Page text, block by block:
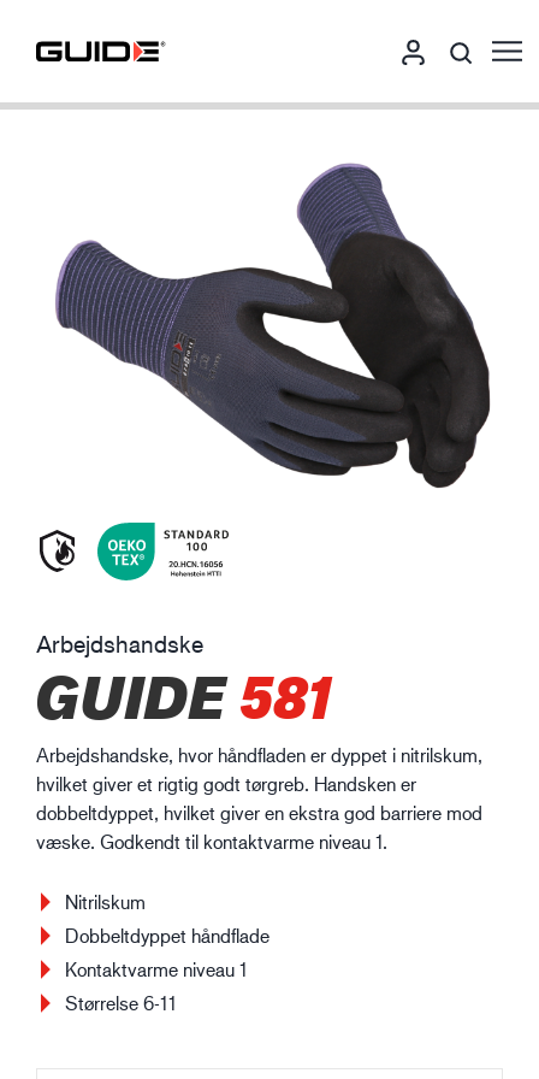
Arbejdshandske
GUIDE581
Arbejdshandske, hvor håndfladen er dyppet i nitrilskum,
hvilket giver et rigtig godt tørgreb. Handsken er
dobbeltdyppet, hvilket giver en ekstra god barriere mod
væske. Godkendt til kontaktvarme niveau 1.
Nitrilskum
Dobbeltdyppet håndflade
Kontaktvarme niveau 1
Størrelse 6-11